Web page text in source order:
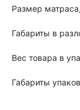
Размер
Габариты в
Вес товара в
Габариты